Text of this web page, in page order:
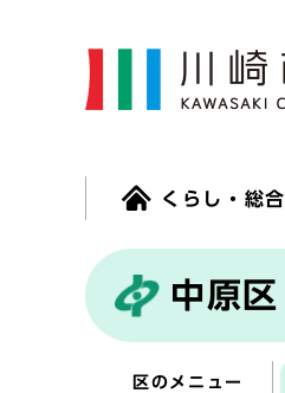
くらし・総合
中原区
区のメニュー